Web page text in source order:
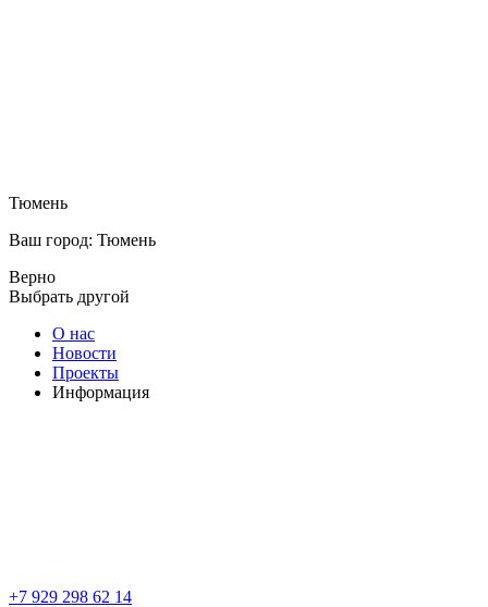
Тюмень
Ваш город: Тюмень
Верно
Выбрать другой
О нас
Новости
Проекты
Информация
+7 929 298 62 14